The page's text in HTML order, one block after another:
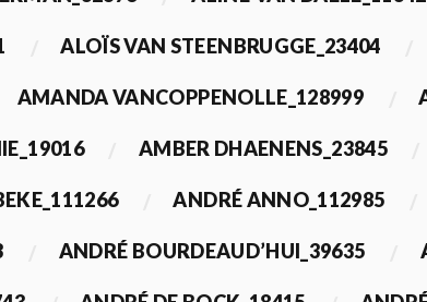
ALOÏS VAN STEENBRUGGE_23404
AMANDA VANCOPPENOLLE_128999
AMBER DHAENENS_23845
ANDRÉ ANNO_112985
ANDRÉ BOURDEAUD’HUI_39635